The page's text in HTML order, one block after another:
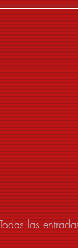
las